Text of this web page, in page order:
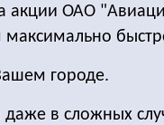
акции ОАО
городе.
в сложных